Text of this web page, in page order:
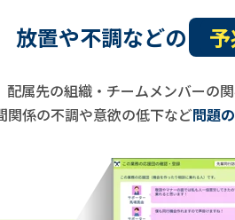
放置や不調などの
配属先の組織・チームメンバーの
関係の不調や意欲の低下など問題